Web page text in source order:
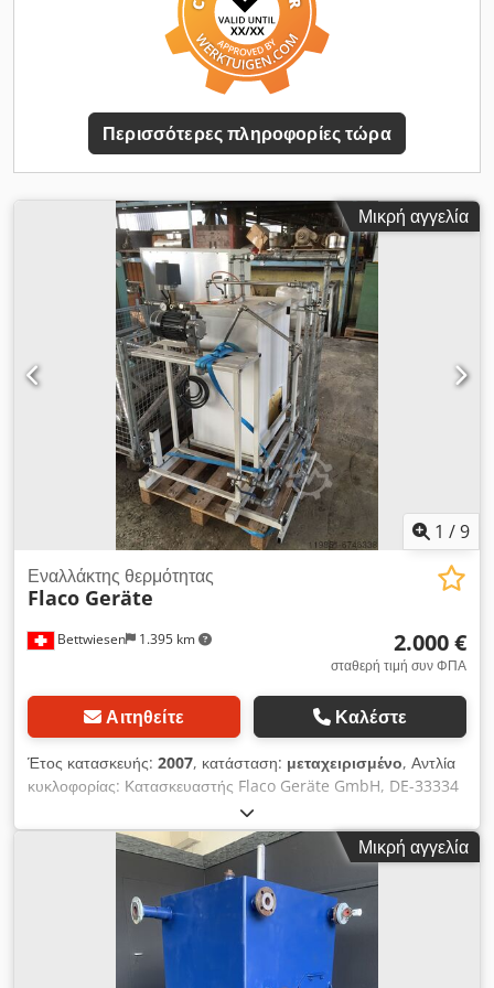
Aalborg Micro μπορεί να χρησιμοποιηθεί ως γεννήτρια ατμού.
Μια κυλινδρική μονάδα στο κέντρο με ενσωματωμένο
ρυθμιστικό κλείστρο επιτρέπει στο 80% των καυσαερίων να
παρακάμπτει την επιφάνεια θέρμανσης. Η επιφάνεια
θέρμανσης μπορεί να καθαριστεί εύκολα μέσω προαιρετικών
δακτυλίων φυσητήρα αιθάλης με χρήση πεπιεσμένου αέρα/
ατμού/νερού ή/και με διαδικασία πυρόλυσης σε λειτουργία
ξηρής λειτουργίας.
Περισσότερες πληροφορίες τώρα
Μικρή αγγελία
1 /9
Bettwiesen 1.395 km
Εναλλάκτης θερμότητας
Flaco Geräte
2.000 €
σταθερή τιμή συν ΦΠΑ
Αιτηθείτε Καλέστε
Έτος κατασκευής: 2007, κατάσταση: μεταχειρισμένο, Αντλία
κυκλοφορίας: Κατασκευαστής Flaco Geräte GmbH, DE-33334
Gütersloh FZPII/D, Αρ. είδους 4020 5780, Αρ. κατασκευής
01056 Ισχύς: Πίεση: 9,0 bar Ποσ.: 10 l/min 1-N PE 0,55 kW
230 V/50 Hz 3,50 A 1320 στροφές/λεπτό IP 55 Δοχείο
διαστολής: Κατασκευαστής Reflex Winkelmann GmbH & Co.
KG, DE-59227 Ahlen Reflex Αρ. /Serial-no: 06G05194002
prEN 13831 2000 επιτ. θερμοκρασία λειτουργίας: -10/120°C,
Μέγ. συνεχής θερμοκρασία μεμβράνης -10/70°C, 1,5 bar
προρρύθμιση εργοστάσιο/στο έργο, 3,0 bar επιτρεπτή πίεση
Μικρή αγγελία